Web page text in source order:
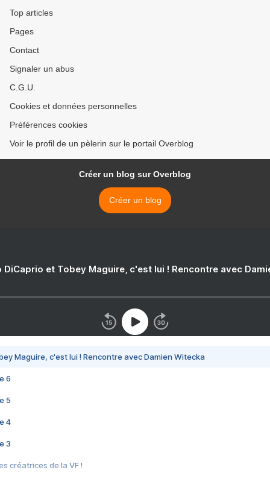
Top articles
Pages
Contact
Signaler un abus
C.G.U.
Cookies et données personnelles
Préférences cookies
Voir le profil de un pèlerin sur le portail Overblog
Créer un blog sur Overblog
Créer un blog
DiCaprio et Tobey Maguire, c'est lui ! Rencontre avec
Maguire, c'est lui ! Rencontre avec Damien Witecka
6
5
4
3
créatrices de la VF !